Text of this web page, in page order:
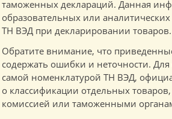
таможенных деклараций. Данная
образовательных или
ТН ВЭД при декларировании товаров.
Обратите внимание, что
содержать ошибки и неточности. Для
самой номенклатурой ТН ВЭД,
о классификации отдельных
комиссией или таможенными